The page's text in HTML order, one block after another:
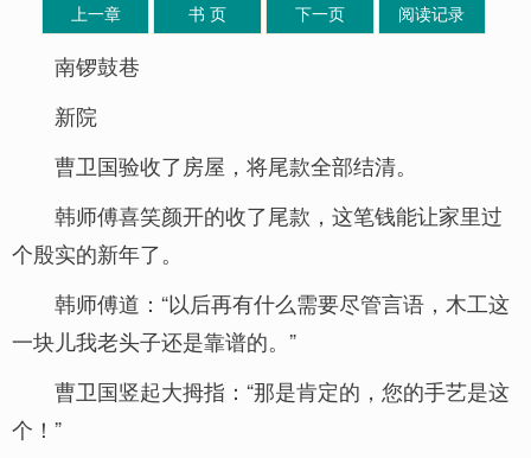
上一章 书 页 下一页 阅读记录
南锣鼓巷
新院
曹卫国验收了房屋，将尾款全部结清。
韩师傅喜笑颜开的收了尾款，这笔钱能让家里过
个殷实的新年了。
韩师傅道：“以后再有什么需要尽管言语，木工这
一块儿我老头子还是靠谱的。”
曹卫国竖起大拇指：“那是肯定的，您的手艺是这
个！”